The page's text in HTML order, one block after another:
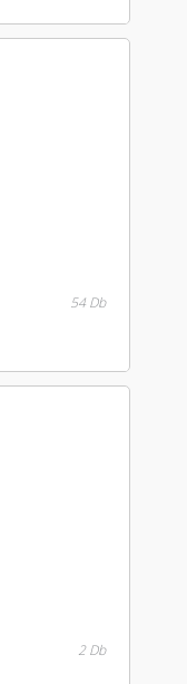
54 Db
2 Db